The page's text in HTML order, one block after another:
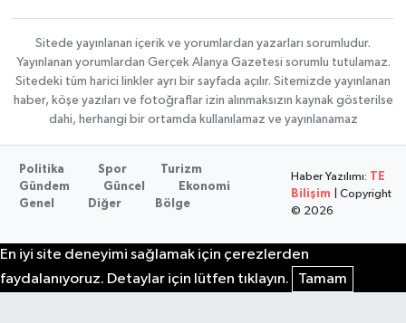
Sitede yayınlanan içerik ve yorumlardan yazarları sorumludur.
Yayınlanan yorumlardan Gerçek Alanya Gazetesi sorumlu tutulamaz.
Sitedeki tüm harici linkler ayrı bir sayfada açılır. Sitemizde yayınlanan
haber, köşe yazıları ve fotoğraflar izin alınmaksızın kaynak gösterilse
dahi, herhangi bir ortamda kullanılamaz ve yayınlanamaz
Politika Spor
Turizm
Gündem
Güncel
Ekonomi
Genel
Diğer Bölge
Haber Yazılımı:
TE
Bilişim | Copyright
© 2026
En iyi site deneyimi sağlamak için çerezlerden
faydalanıyoruz. Detaylar için lütfen tıklayın.
Tamam